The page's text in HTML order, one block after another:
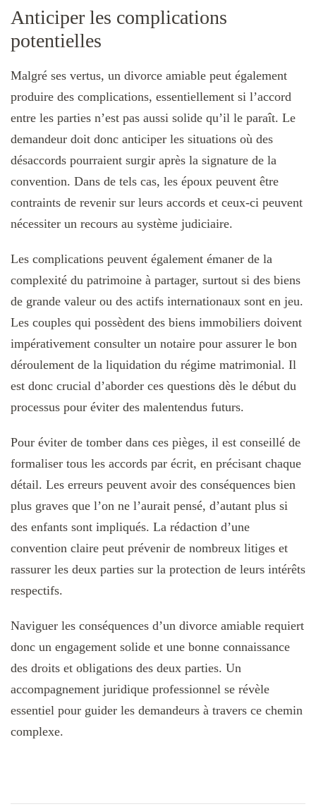
Anticiper les complications
potentielles
Malgré ses vertus, un divorce amiable peut également
produire des complications, essentiellement si l’accord
entre les parties n’est pas aussi solide qu’il le paraît. Le
demandeur doit donc anticiper les situations où des
désaccords pourraient surgir après la signature de la
convention. Dans de tels cas, les époux peuvent être
contraints de revenir sur leurs accords et ceux-ci peuvent
nécessiter un recours au système judiciaire.
Les complications peuvent également émaner de la
complexité du patrimoine à partager, surtout si des biens
de grande valeur ou des actifs internationaux sont en jeu.
Les couples qui possèdent des biens immobiliers doivent
impérativement consulter un notaire pour assurer le bon
déroulement de la liquidation du régime matrimonial. Il
est donc crucial d’aborder ces questions dès le début du
processus pour éviter des malentendus futurs.
Pour éviter de tomber dans ces pièges, il est conseillé de
formaliser tous les accords par écrit, en précisant chaque
détail. Les erreurs peuvent avoir des conséquences bien
plus graves que l’on ne l’aurait pensé, d’autant plus si
des enfants sont impliqués. La rédaction d’une
convention claire peut prévenir de nombreux litiges et
rassurer les deux parties sur la protection de leurs intérêts
respectifs.
Naviguer les conséquences d’un divorce amiable requiert
donc un engagement solide et une bonne connaissance
des droits et obligations des deux parties. Un
accompagnement juridique professionnel se révèle
essentiel pour guider les demandeurs à travers ce chemin
complexe.